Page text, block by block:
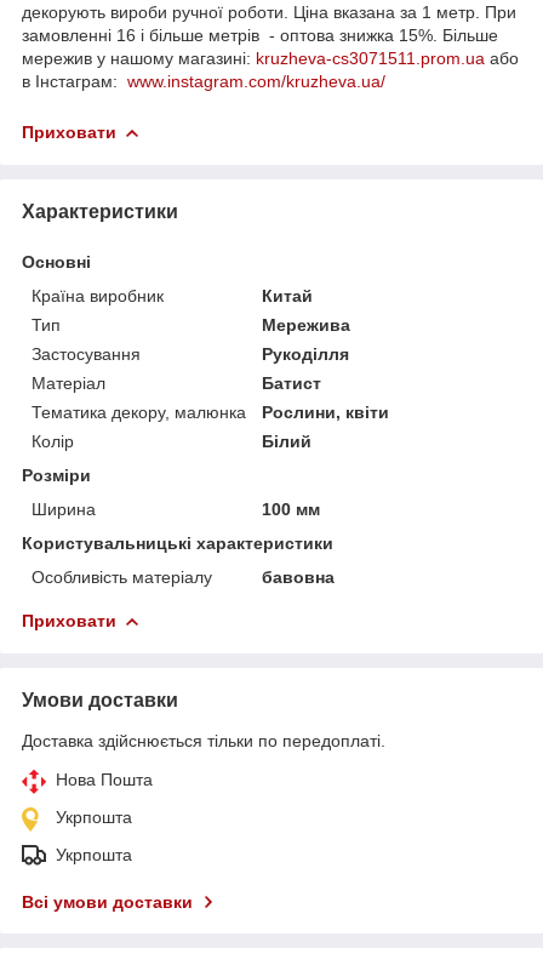
декорують вироби ручної роботи. Ціна вказана за 1 метр. При
замовленні 16 і більше метрів - оптова знижка 15%. Більше
мережив у нашому магазині: kruzheva-cs3071511.prom.ua або
в Інстаграм: www.instagram.com/kruzheva.ua/
Приховати
Характеристики
Основні
Країна виробник
Китай
Тип
Мережива
Застосування
Рукоділля
Матеріал
Батист
Тематика декору, малюнка
Рослини, квіти
Колір
Білий
Розміри
Ширина
100 мм
Користувальницькі характеристики
Особливість матеріалу
бавовна
Приховати
Умови доставки
Доставка здійснюється тільки по передоплаті.
Нова Пошта
Укрпошта
Укрпошта
Всі умови доставки